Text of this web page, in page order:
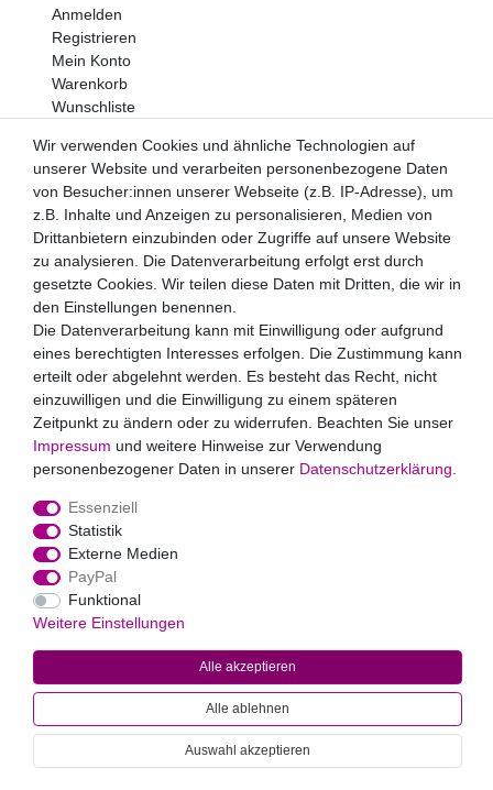
Anmelden
Registrieren
Mein Konto
Warenkorb
Wunschliste
Newsletter
Newsletter
Honig
Hiermit bestätige ich, dass ich dieDaten­schutz­erklärung
gelesen habe. Meine Einwilligung kann ich jederzeit
widerrufen.**
Abonnieren
** Hierbei handelt es sich um ein Pflichtfeld.
Zahlungsarten
Widerrufs­recht
Markus Baur Premium Weddings
Alle Preise inklusive gesetzlicher Mehrwertsteuer und
Wir verwenden Cookies und ähnliche Technologien auf
unserer Website und verarbeiten personenbezogene Daten
von Besucher:innen unserer Webseite (z.B. IP-Adresse), um
z.B. Inhalte und Anzeigen zu personalisieren, Medien von
Drittanbietern einzubinden oder Zugriffe auf unsere Website
zu analysieren. Die Datenverarbeitung erfolgt erst durch
gesetzte Cookies. Wir teilen diese Daten mit Dritten, die wir in
den Einstellungen benennen.
Die Datenverarbeitung kann mit Einwilligung oder aufgrund
eines berechtigten Interesses erfolgen. Die Zustimmung kann
erteilt oder abgelehnt werden. Es besteht das Recht, nicht
einzuwilligen und die Einwilligung zu einem späteren
Zeitpunkt zu ändern oder zu widerrufen. Beachten Sie unser
Impressum und weitere Hinweise zur Verwendung
personenbezogener Daten in unserer Daten­schutz­erklärung
Essenziell
Statistik
Externe Medien
PayPal
Funktional
Weitere Einstellungen
Alle akzeptieren
Alle ablehnen
Auswahl akzeptieren